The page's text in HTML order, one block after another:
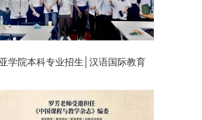
学院本科专业招生│汉语国际教育